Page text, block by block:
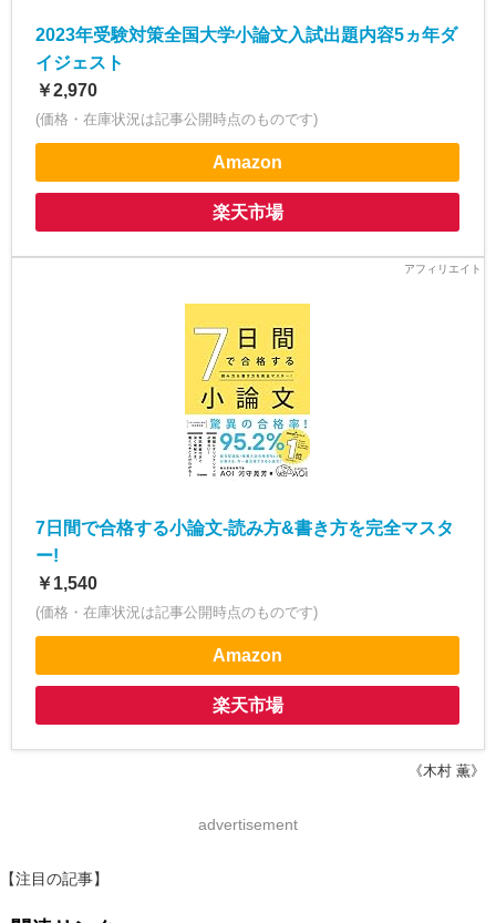
2023年受験対策全国大学小論文入試出題内容5ヵ年ダ
イジェスト
￥2,970
(価格・在庫状況は記事公開時点のものです)
Amazon
楽天市場
7日間で合格する小論文-読み方&書き方を完全マスタ
ー!
￥1,540
(価格・在庫状況は記事公開時点のものです)
Amazon
楽天市場
《木村 薫》
advertisement
【注目の記事】